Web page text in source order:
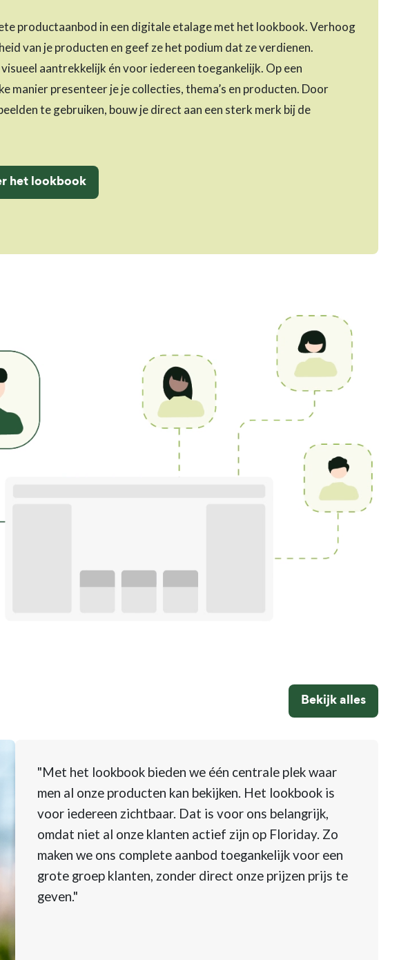
productaanbod in een digitale etalage met het lookbook. Verhoog
van je producten en geef ze het podium dat ze verdienen.
aantrekkelijk én voor iedereen toegankelijk. Op een
manier presenteer je je collecties, thema’s en producten. Door
te gebruiken, bouw je direct aan een sterk merk bij de
het lookbook
Bekijk alles
"Met het lookbook bieden we één centrale plek waar
men al onze producten kan bekijken. Het lookbook is
voor iedereen zichtbaar. Dat is voor ons belangrijk,
omdat niet al onze klanten actief zijn op Floriday. Zo
maken we ons complete aanbod toegankelijk voor een
grote groep klanten, zonder direct onze prijzen prijs te
geven."